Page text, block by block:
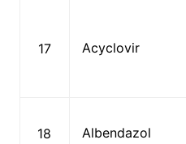
17 Acyclovir
18 Albendazol